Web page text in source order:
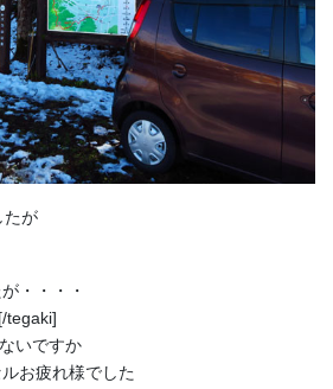
たが
・・・・
tegaki]
いですか
お疲れ様でした